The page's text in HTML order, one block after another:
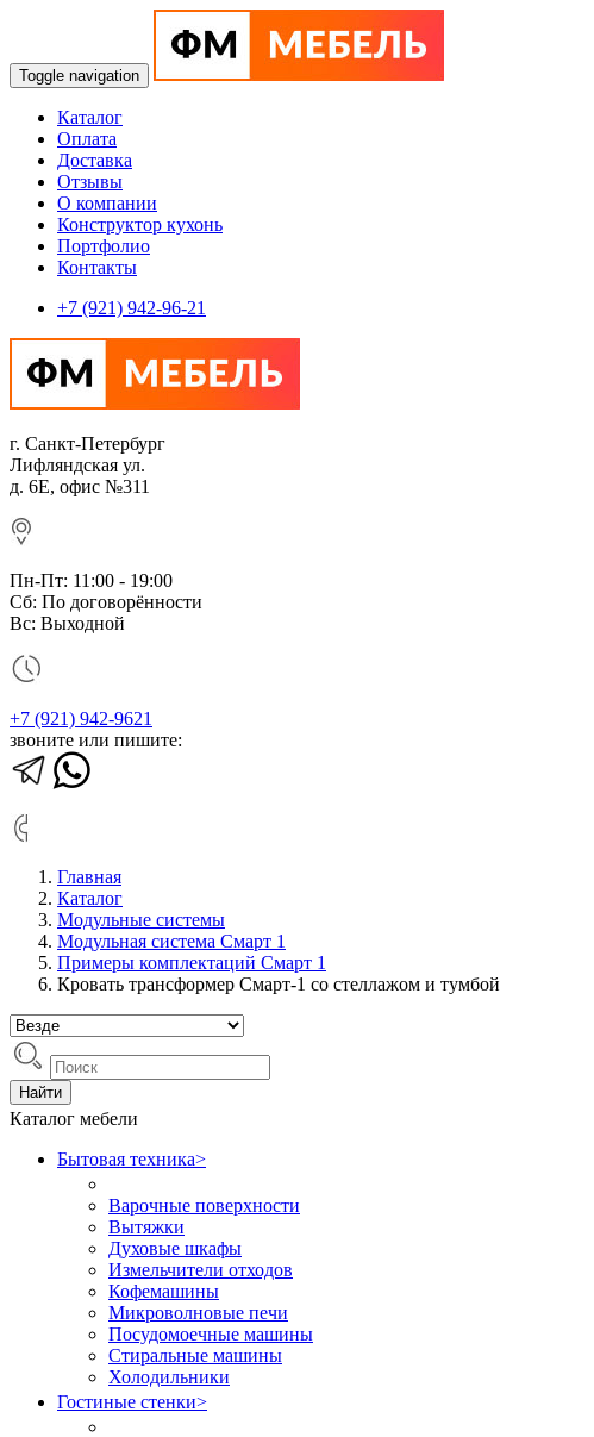
Toggle navigation
Каталог
Оплата
Доставка
Отзывы
О компании
Конструктор кухонь
Портфолио
Контакты
+7 (921) 942-96-21
г. Санкт-Петербург
Лифляндская ул.
д. 6Е, офис №311
Пн-Пт: 11:00 - 19:00
Сб: По договорённости
Вс: Выходной
+7 (921) 942-9621
звоните или пишите:
Главная
Каталог
Модульные системы
Модульная система Смарт 1
Примеры комплектаций Смарт 1
Кровать трансформер Смарт-1 со стеллажом и тумбой
Найти
Каталог мебели
Бытовая техника>
Варочные поверхности
Вытяжки
Духовые шкафы
Измельчители отходов
Кофемашины
Микроволновые печи
Посудомоечные машины
Стиральные машины
Холодильники
Гостиные стенки>